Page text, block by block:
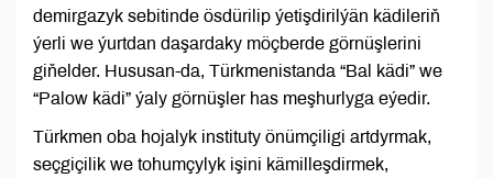
demirgazyk sebitinde ösdürilip ýetişdirilýän kädileriň
ýerli we ýurtdan daşardaky möçberde görnüşlerini
giňelder. Hususan-da, Türkmenistanda “Bal kädi” we
“Palow kädi” ýaly görnüşler has meşhurlyga eýedir.
Türkmen oba hojalyk instituty önümçiligi artdyrmak,
seçgiçilik we tohumçylyk işini kämilleşdirmek,